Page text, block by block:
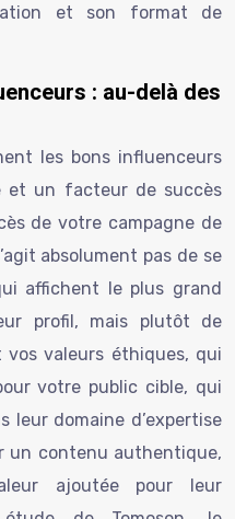
et son format de
: au-delà des
les bons influenceurs
et un facteur de succès
de votre campagne de
absolument pas de se
affichent le plus grand
profil, mais plutôt de
valeurs éthiques, qui
votre public cible, qui
leur domaine d’expertise
un contenu authentique,
ajoutée pour leur